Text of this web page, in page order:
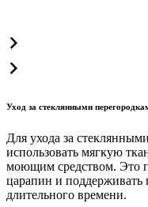
Уход за стеклянными
Для ухода за
использовать мягкую
моющим средством. Это
царапин и поддерживать
длительного времени.